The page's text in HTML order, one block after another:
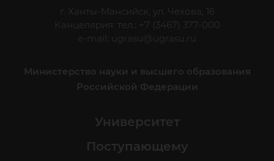
г. Ханты-Мансийск, ул. Чехова, 16
Канцелярия: тел.: +7 (3467) 377-000
e-mail:
ugrasu@ugrasu.ru
Министерство науки и высшего образования
Российской Федерации
Университет
Поступающему